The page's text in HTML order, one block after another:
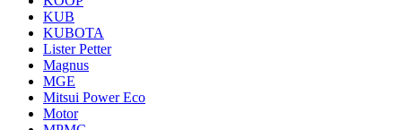
KUB
KUBOTA
Lister Petter
Magnus
MGE
Mitsui Power Eco
Motor